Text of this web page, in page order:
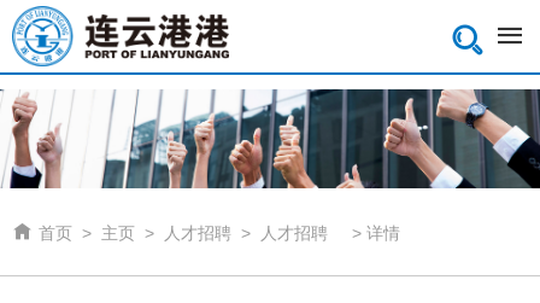

 首页 > 主页 > 人才招聘 > 人才招聘 > 详情